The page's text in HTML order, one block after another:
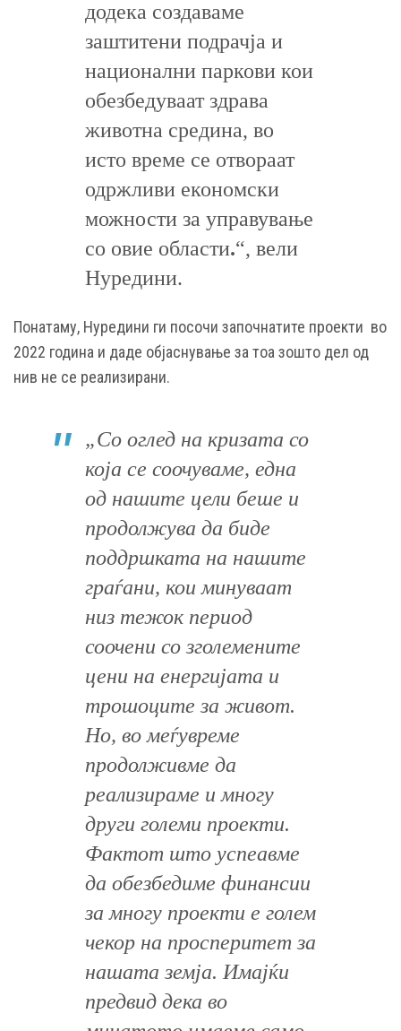
додека создаваме
заштитени подрачја и
национални паркови кои
обезбедуваат здрава
животна средина, во
исто време се отвораат
одржливи економски
можности за управување
со овие области.“, вели
Нуредини.
Понатаму, Нуредини ги посочи започнатите проекти во
2022 година и даде објаснување за тоа зошто дел од
нив не се реализирани.
„Со оглед на кризата со
која се соочуваме, една
од нашите цели беше и
продолжува да биде
поддршката на нашите
граѓани, кои минуваат
низ тежок период
соочени со зголемените
цени на енергијата и
трошоците за живот.
Но, во меѓувреме
продолживме да
реализираме и многу
други големи проекти.
Фактот што успеавме
да обезбедиме финансии
за многу проекти е голем
чекор на просперитет за
нашата земја. Имајќи
предвид дека во